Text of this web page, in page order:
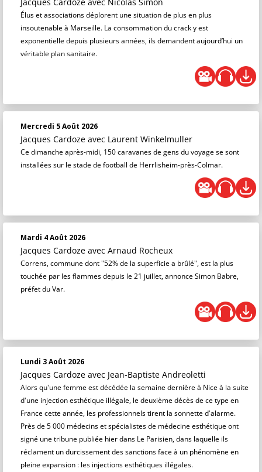
Élus et associations déplorent une situation de plus en plus
insoutenable à Marseille. La consommation du crack y est
exponentielle depuis plusieurs années, ils demandent aujourd’hui un
véritable plan sanitaire.
Mercredi 5 Août 2026
Jacques Cardoze avec Laurent Winkelmuller
Ce dimanche après-midi, 150 caravanes de gens du voyage se sont
installées sur le stade de football de Herrlisheim-près-Colmar.
Mardi 4 Août 2026
Jacques Cardoze avec Arnaud Rocheux
Correns, commune dont "52% de la superficie a brûlé", est la plus
touchée par les flammes depuis le 21 juillet, annonce Simon Babre,
préfet du Var.
Lundi 3 Août 2026
Jacques Cardoze avec Jean-Baptiste Andreoletti
Alors qu'une femme est décédée la semaine dernière à Nice à la suite
d'une injection esthétique illégale, le deuxième décès de ce type en
France cette année, les professionnels tirent la sonnette d'alarme.
Près de 5 000 médecins et spécialistes de médecine esthétique ont
signé une tribune publiée hier dans Le Parisien, dans laquelle ils
réclament un durcissement des sanctions face à un phénomène en
pleine expansion : les injections esthétiques illégales.